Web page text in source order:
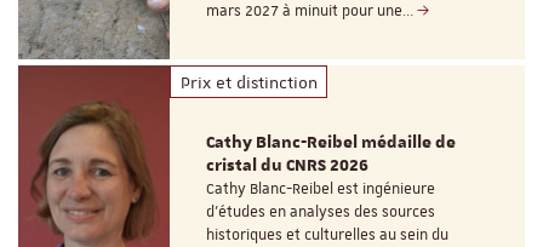
mars 2027 à minuit pour une…
Prix et distinction
Cathy Blanc-Reibel médaille de
cristal du CNRS 2026
Cathy Blanc-Reibel est ingénieure
d’études en analyses des sources
historiques et culturelles au sein du